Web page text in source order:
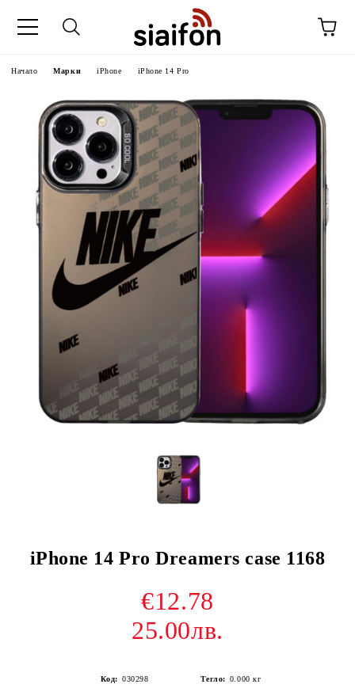
Начало Марки iPhone iPhone 14 Pro
iPhone 14 Pro Dreamers case 1168
€12.78
25.00лв.
Код: 030298 Тегло: 0.000 кг